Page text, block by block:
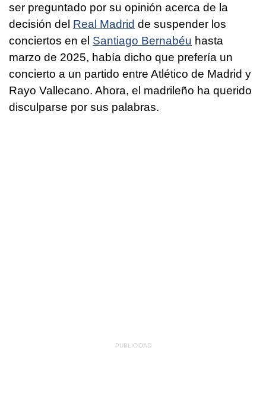
ser preguntado por su opinión acerca de la
decisión del Real Madrid de suspender los
conciertos en el Santiago Bernabéu hasta
marzo de 2025, había dicho que prefería un
concierto a un partido entre Atlético de Madrid y
Rayo Vallecano. Ahora, el madrileño ha querido
disculparse por sus palabras.